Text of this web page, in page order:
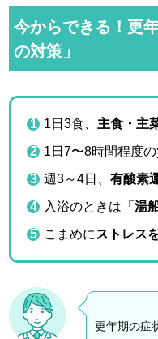
今からできる！更
の対策」
1日3食、 主食・主
1日7〜8時間程度の
週3～4日、有酸素
入浴のときは 「湯
こまめに ストレス
更年期の症